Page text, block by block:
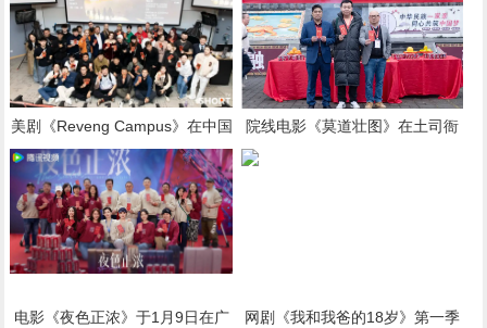
美剧《Reveng Campus》在中国
香港正式开机拍摄
院线电影《莫道壮图》在土司衙
电影《夜色正浓》于1月9日在广
网剧《我和我爸的18岁》第一季